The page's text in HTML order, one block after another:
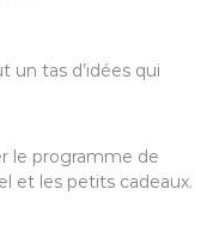
un tas d’idées qui
le programme de
et les petits cadeaux.